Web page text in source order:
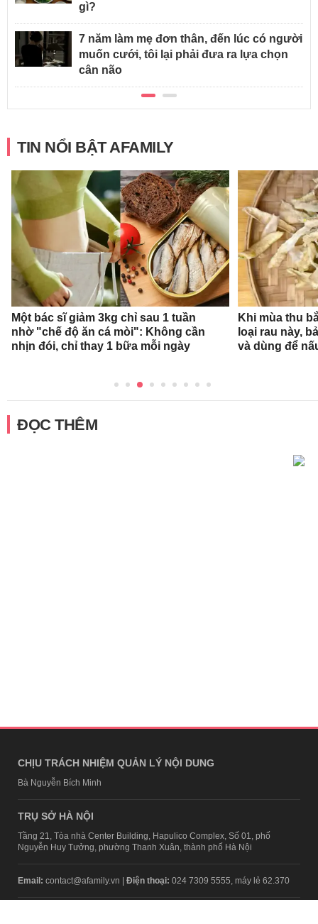
gì?
7 năm làm mẹ đơn thân, đến lúc có người
muốn cưới, tôi lại phải đưa ra lựa chọn
cân não
TIN NỔI BẬT AFAMILY
Một bác sĩ giảm 3kg chỉ sau 1 tuần
nhờ "chế độ ăn cá mòi": Không cần
nhịn đói, chỉ thay 1 bữa mỗi ngày
Khi mùa thu
loại rau này,
và dùng để
ĐỌC THÊM
CHỊU TRÁCH NHIỆM QUẢN LÝ NỘI DUNG
Bà Nguyễn Bích Minh
TRỤ SỞ HÀ NỘI
Tầng 21, Tòa nhà Center Building, Hapulico Complex, Số 01, phố
Nguyễn Huy Tưởng, phường Thanh Xuân, thành phố Hà Nội
Email: contact@afamily.vn | Điện thoại: 024 7309 5555, máy lẻ 62.370